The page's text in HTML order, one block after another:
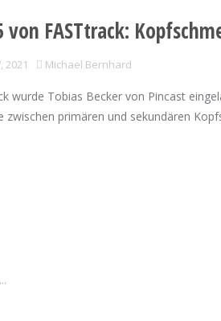
von FASTtrack:
2021 Michael Bernhard
wurde Tobias Becker von Pincast
zwischen primären und sekundären